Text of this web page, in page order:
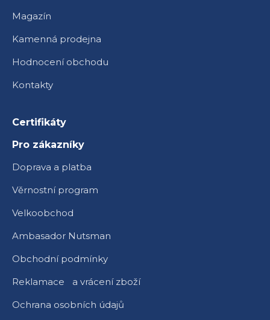
Magazín
Kamenná prodejna
Hodnocení obchodu
Kontakty
Certifikáty
Pro zákazníky
Doprava a platba
Věrnostní program
Velkoobchod
Ambasador Nutsman
Obchodní podmínky
Reklamace a vrácení zboží
Ochrana osobních údajů